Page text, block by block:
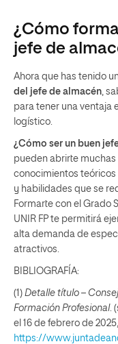
¿Cómo
jefe de
Ahora que has tenido
del jefe de almacén ,
para tener una ventaja
logístico.
¿Cómo ser un buen
pueden abrirte
conocimientos teóricos
y habilidades que se
Formarte con el Grado
UNIR FP te permitirá
alta demanda de
atractivos.
BIBLIOGRAFÍA:
(1) Detalle título –
Formación Profesional.
el 16 de febrero de
https://